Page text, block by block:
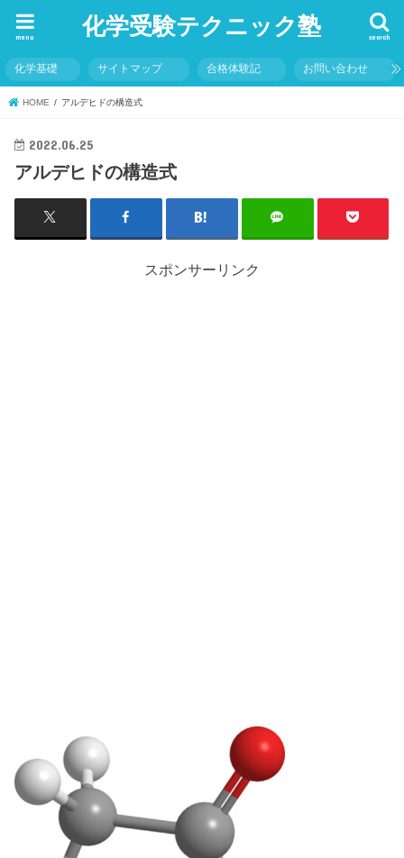
化学受験テクニック塾 search
menu
化学基礎 サイトマップ 合格体験記 お問い合わせ
HOME アルデヒドの構造式
2022.06.25
アルデヒドの構造式
スポンサーリンク